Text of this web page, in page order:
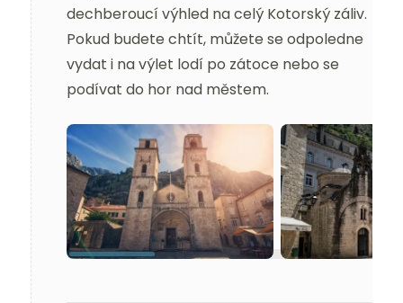
dechberoucí výhled na celý Kotorský záliv.
Pokud budete chtít, můžete se odpoledne
vydat i na výlet lodí po zátoce nebo se
podívat do hor nad městem.